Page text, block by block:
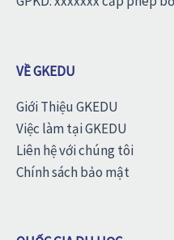
VỀ GKEDU
Giới Thiệu GKEDU
Việc làm tại GKEDU
Liên hệ với chúng tôi
Chính sách bảo mật